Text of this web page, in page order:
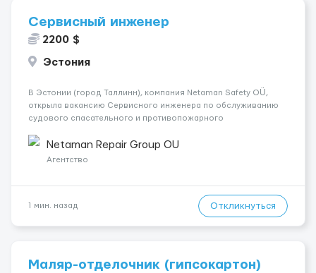
Сервисный инженер
2200 $
Эстония
В Эстонии (город Таллинн), компания Netaman Safety OÜ,
открыла вакансию Сервисного инженера по обслуживанию
судового спасательного и противопожарного
испытания и сертификация морского спасательного
оборудования: спасательные жилеты; спаса...
Netaman Repair Group OU
Агентство
1 мин. назад Откликнуться
Маляр-отделочник (гипсокартон)